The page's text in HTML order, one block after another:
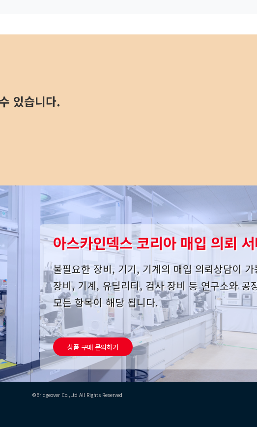
있습니다.
아스카인덱스 코리아 매입 의뢰
불필요한 장비, 기기, 기계의 매입 의뢰상담이
장비, 기계, 유틸리티, 검사 장비 등 연구소와 공
모든 항목이 해당 됩니다.
상품 구매 문의하기
©Bridgeover Co.,Ltd All Rights Reserved